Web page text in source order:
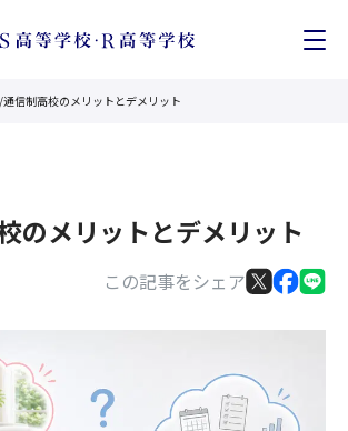
/通信制高校のメリットとデメリット
この記事をシェア
のメリットとデメリット